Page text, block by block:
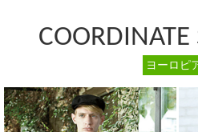
COORDINATE
ヨーロピ